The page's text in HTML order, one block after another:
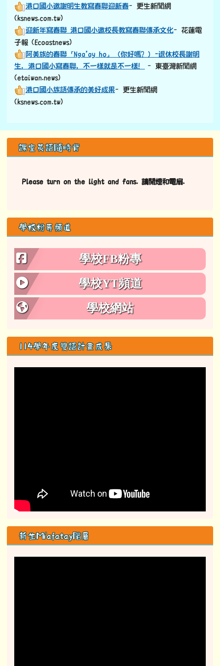
港口國小邀謝明生教寫春聯迎新春–更生新聞網
(ksnews.com.tw)
迎新年寫春聯 港口國小邀校長教寫春聯傳承文化–花蓮電
子報 (Ecoastnews)
阿美族的春聯「Nga’ay ho」（你好嗎？）-退休校長謝明
生，港口國小寫春聯，不一樣就是不一樣！
–東臺灣新聞網
(etaiwan.news)
港口國小族語傳承的美好成果–更生新聞網
(ksnews.com.tw)
左邊區域內容
課室英語隨時背
Please turn on the light and fans. 請開燈和電扇.
學校粉專頻道
學校FB粉專
學校YT頻道
學校網站
114學年度雙語計畫成果
新生Mi'afatay階層